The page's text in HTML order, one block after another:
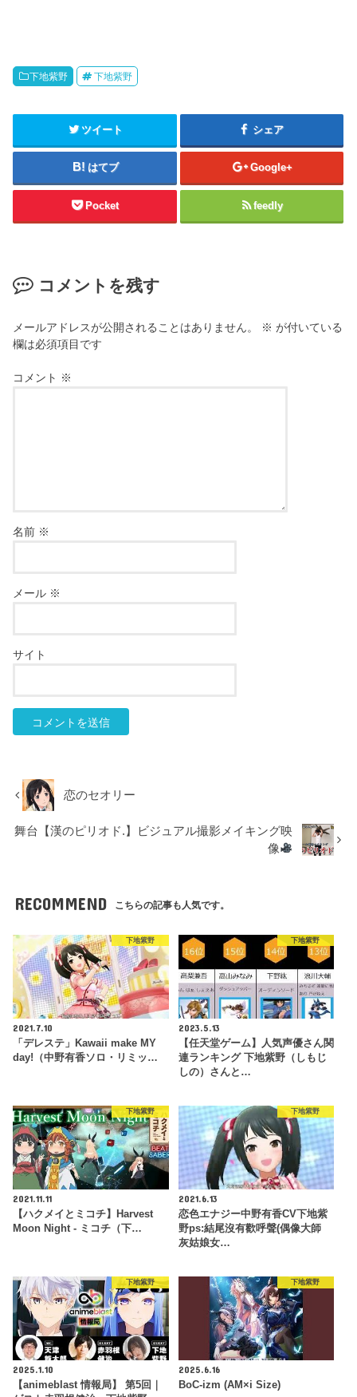
下地紫野 下地紫野
ツイート シェア
はてブ Google+
Pocket feedly
コメントを残す
メールアドレスが公開されることはありません。 ※ が付いている
欄は必須項目です
コメント ※
名前 ※
メール ※
サイト
恋のセオリー
舞台【漢のピリオド.】ビジュアル撮影メイキング映
像
RECOMMEND こちらの記事も人気です。
下地紫野
2021.7.10
「デレステ」Kawaii make MY
day!（中野有香ソロ・リミッ…
下地紫野
2023.5.13
【任天堂ゲーム】人気声優さん関
連ランキング 下地紫野（しもじ
しの）さんと…
下地紫野
2021.11.11
【ハクメイとミコチ】Harvest
Moon Night - ミコチ（下…
下地紫野
2021.6.13
恋色エナジー中野有香CV下地紫
野ps:結尾沒有歡呼聲(偶像大師
灰姑娘女…
下地紫野
2025.1.10
【animeblast 情報局】 第5回｜
下地紫野
2025.6.16
BoC-izm (AM×i Size)